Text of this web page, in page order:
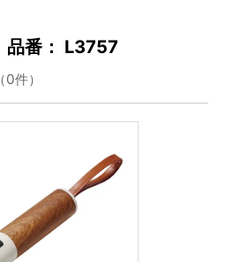
品番： L3757
（0件）